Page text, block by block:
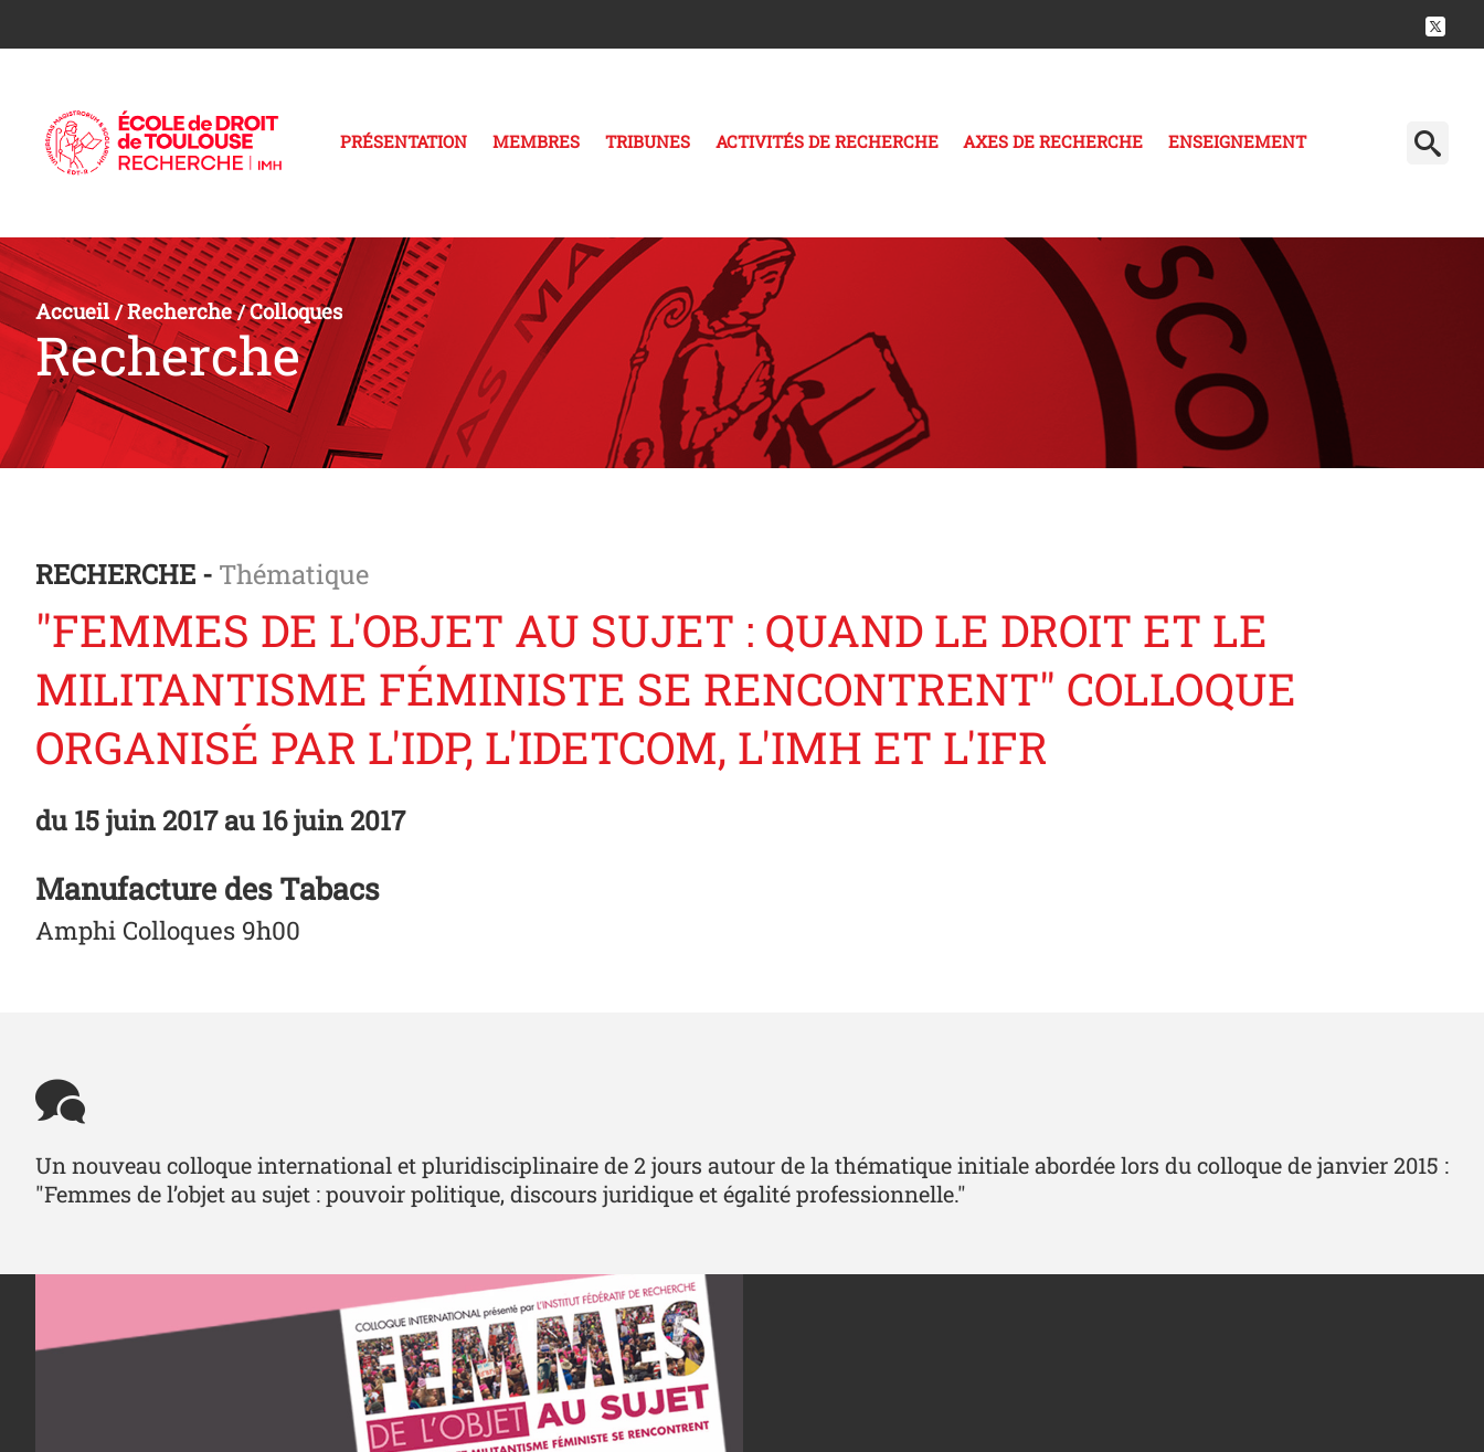
PRÉSENTATION MEMBRES TRIBUNES ACTIVITÉS DE RECHERCHE AXES DE RECHERCHE ENSEIGNEMENT
Accueil/Recherche/Colloques
Recherche
RECHERCHE - Thématique
"FEMMES DE L'OBJET AU SUJET : QUAND LE DROIT ET LE
MILITANTISME FÉMINISTE SE RENCONTRENT" COLLOQUE
ORGANISÉ PAR L'IDP, L'IDETCOM, L'IMH ET L'IFR
du 15 juin 2017 au 16 juin 2017
Manufacture des Tabacs
Amphi Colloques 9h00
Un nouveau colloque international et pluridisciplinaire de 2 jours autour de la thématique initiale abordée lors du colloque de janvier 2015 :
"Femmes de l’objet au sujet : pouvoir politique, discours juridique et égalité professionnelle."